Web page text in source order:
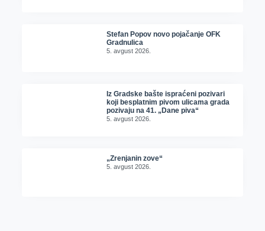
Stefan Popov novo pojačanje OFK
Gradnulica
5. avgust 2026.
Iz Gradske bašte ispraćeni pozivari
koji besplatnim pivom ulicama grada
pozivaju na 41. „Dane piva“
5. avgust 2026.
„Zrenjanin zove“
5. avgust 2026.